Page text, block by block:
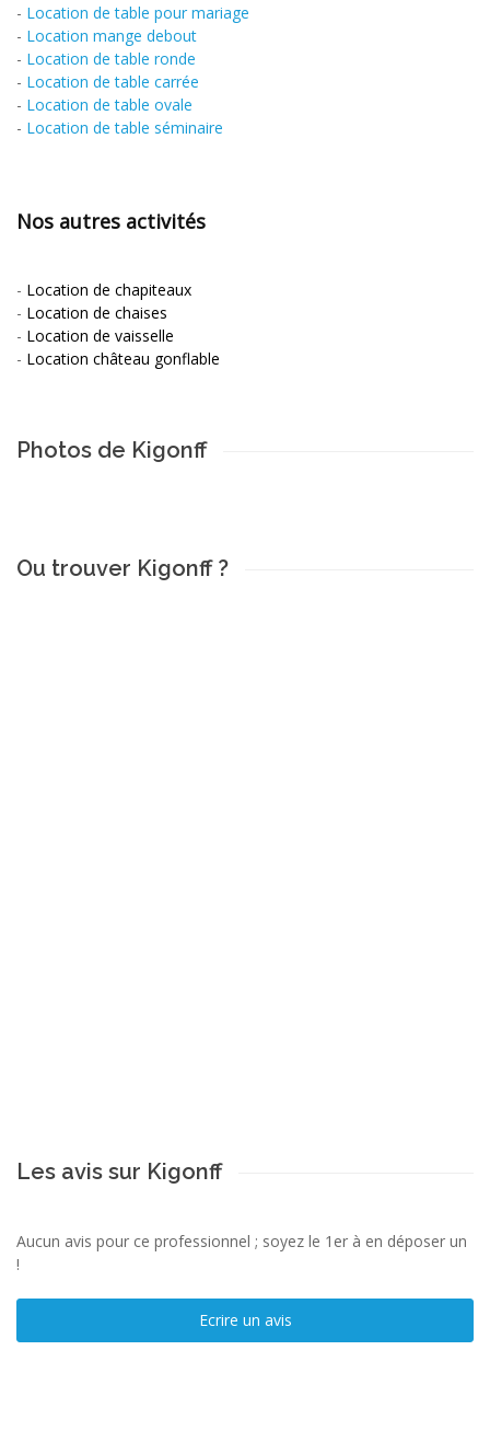
- Location de table pour mariage
- Location mange debout
- Location de table ronde
- Location de table carrée
- Location de table ovale
- Location de table séminaire
Nos autres activités
- Location de chapiteaux
- Location de chaises
- Location de vaisselle
- Location château gonflable
Photos de Kigonff
Ou trouver Kigonff ?
Les avis sur Kigonff
Aucun avis pour ce professionnel ; soyez le 1er à en déposer un
!
Ecrire un avis